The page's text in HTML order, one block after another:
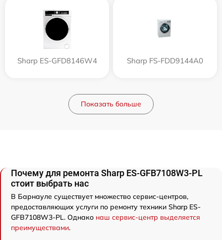
Sharp ES-GFD8146W4 Sharp FS-FDD9144A0
Показать больше
Почему для ремонта Sharp ES-GFB7108W3-PL
стоит выбрать нас
В Барнауле существует множество сервис-центров,
предоставляющих услуги по ремонту техники Sharp ES-
GFB7108W3-PL. Однако наш сервис-центр выделяется
преимуществами.